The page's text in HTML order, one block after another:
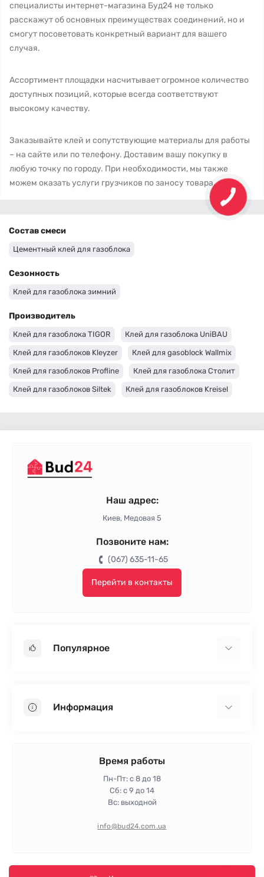
специалисты интернет-магазина Буд24 не только
расскажут об основных преимуществах соединений, но и
смогут посоветовать конкретный вариант для вашего
случая.
Ассортимент площадки насчитывает огромное количество
доступных позиций, которые всегда соответствуют
высокому качеству.
Заказывайте клей и сопутствующие материалы для работы
– на сайте или по телефону. Доставим вашу покупку в
любую точку по городу. При необходимости, мы также
можем оказать услуги грузчиков по заносу товара.
Состав смеси
Цементный клей для газоблока
Сезонность
Клей для газоблока зимний
Производитель
Клей для газоблока TIGOR Клей для газоблока UniBAU
Клей для газоблоков Kleyzer Клей для gasoblock Wallmix
Клей для газоблоков Profline Клей для газоблока Столит
Клей для газоблоков Siltek Клей для газоблоков Kreisel
Клей для газоблоков Baumit
Наш адрес:
Киев, Медовая 5
Позвоните нам:
(067) 635-11-65
Перейти в контакты
Популярное
Пенопласт
Информация
Политика конфиденциальности
Время работы
Пн-Пт: с 8 до 18
Сб: с 9 до 14
Вс: выходной
info@bud24.com.ua